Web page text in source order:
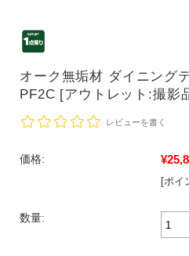
オーク無垢材 ダイニング
PF2C [アウトレット:撮影
レビューを書く
価格:
[ポイ
数量: